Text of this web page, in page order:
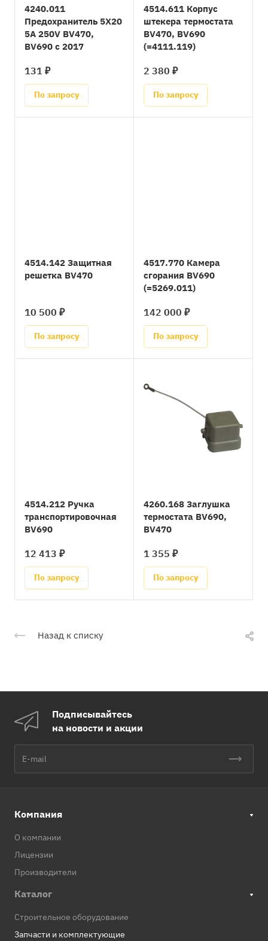
4240.011
Предохранитель 5X20
5A 250V BV470,
BV690 с 2017
131 ₽
По запросу
4514.611 Корпус
штекера термостата
BV470, BV690
(=4111.119)
2 380 ₽
По запросу
4514.142 Защитная
решетка BV470
10 500 ₽
По запросу
4517.770 Камера
сгорания BV690
(=5269.011)
142 000 ₽
По запросу
4514.212 Ручка
транспортировочная
BV690
12 413 ₽
По запросу
4260.168 Заглушка
термостата BV690,
BV470
1 355 ₽
По запросу
Назад к списку
Подписывайтесь
на новости и акции
Компания
О компании
Лицензии
Производители
Каталог
Строительное оборудование
Запчасти и комплектующие